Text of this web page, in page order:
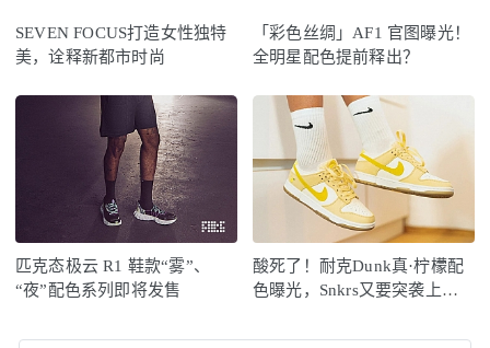
SEVEN FOCUS打造女性独特
美，诠释新都市时尚
「彩色丝绸」AF1 官图曝光！
全明星配色提前释出？
匹克态极云 R1 鞋款“雾”、
“夜”配色系列即将发售
酸死了！耐克Dunk真·柠檬配
色曝光，Snkrs又要突袭上